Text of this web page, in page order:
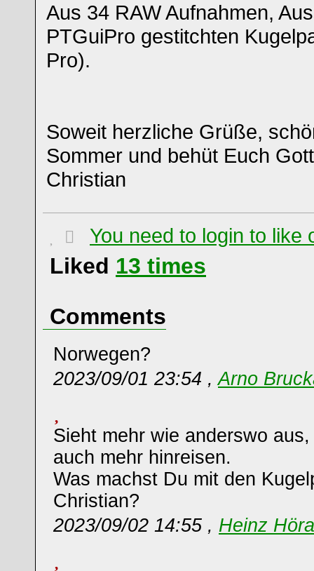
Aus 34 RAW Aufnahmen,
PTGuiPro gestitchten
Pro).
Soweit herzliche Grüße,
Sommer und behüt Euch
Christian
You need to login to like
Liked 13 times
Comments
Norwegen?
2023/09/01 23:54 ,Arno
Sieht mehr wie anderswo
auch mehr hinreisen.
Was machst Du mit den
Christian?
2023/09/02 14:55 , Heinz Höra